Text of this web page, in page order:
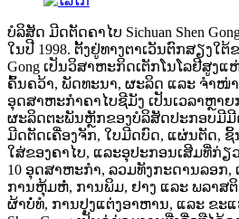
ບໍລິສັດ ມີດຕັດຄາໄບ Sichuan Shen
ໃນປີ 1998. ຕັ້ງຢູ່ທາງຕາເວັນຕົກສຽງໃຕ້ຂ
Gong ເປັນວິສາຫະກິດເຕັກໂນໂລຢີສູງ
ຄົ້ນຄວ້າ, ພັດທະນາ, ຜະລິດ ແລະ ຈຳໜ່
ອຸດສາຫະກຳຄາໄບຊີມັງ ເປັນເວລາຫຼາຍ
ຜະລິດຕະພັນຫຼັກຂອງບໍລິສັດປະກອບມີມີ
ມີດຕັດເຄື່ອງຈັກ, ໃບມີດບົດ, ແຜ່ນຕັດ,
ໃສ່ຂອງຄາໄບ, ແລະອຸປະກອນເສີມທີ່ກ່ຽ
10 ອຸດສາຫະກໍາ, ລວມທັງກະດານລອກ,
ການຫຸ້ມຫໍ່, ການພິມ, ຢາງ ແລະ ພລາສ
ຜ້າບໍ່ທໍ, ການປຸງແຕ່ງອາຫານ, ແລະ ຂະ